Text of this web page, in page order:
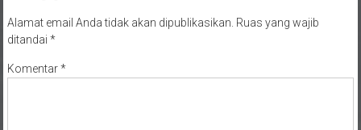
Alamat email Anda tidak akan dipublikasikan. Ruas yang wajib
ditandai *
Komentar*